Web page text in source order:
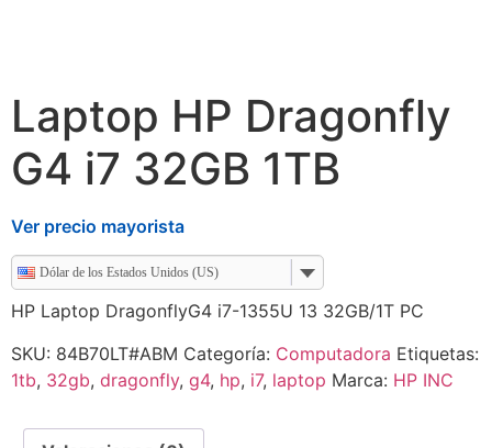
Laptop HP Dragonfly
G4 i7 32GB 1TB
Ver precio mayorista
Dólar de los Estados Unidos (US)
HP Laptop DragonflyG4 i7-1355U 13 32GB/1T PC
SKU: 84B70LT#ABM Categoría: Computadora Etiquetas:
1tb, 32gb, dragonfly, g4, hp, i7, laptop Marca: HP INC